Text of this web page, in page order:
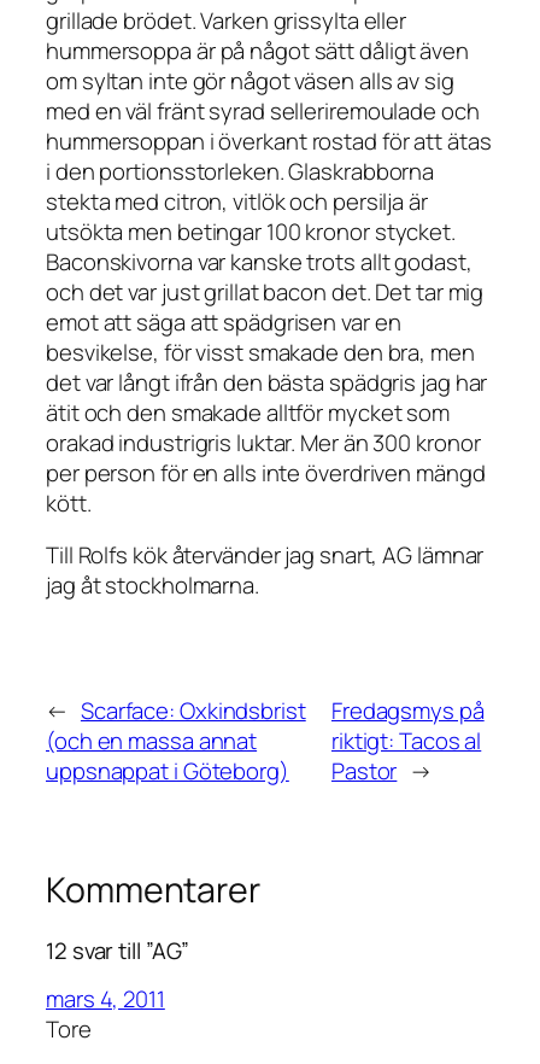
grillade brödet. Varken grissylta eller
hummersoppa är på något sätt dåligt även
om syltan inte gör något väsen alls av sig
med en väl fränt syrad selleriremoulade och
hummersoppan i överkant rostad för att ätas
i den portionsstorleken. Glaskrabborna
stekta med citron, vitlök och persilja är
utsökta men betingar 100 kronor stycket.
Baconskivorna var kanske trots allt godast,
och det var just grillat bacon det. Det tar mig
emot att säga att spädgrisen var en
besvikelse, för visst smakade den bra, men
det var långt ifrån den bästa spädgris jag har
ätit och den smakade alltför mycket som
orakad industrigris luktar. Mer än 300 kronor
per person för en alls inte överdriven mängd
kött.
Till Rolfs kök återvänder jag snart, AG lämnar
jag åt stockholmarna.
← Scarface: Oxkindsbrist
(och en massa annat
uppsnappat i Göteborg)
Fredagsmys på
riktigt: Tacos al
Pastor →
Kommentarer
12 svar till ”AG”
mars 4, 2011
Tore